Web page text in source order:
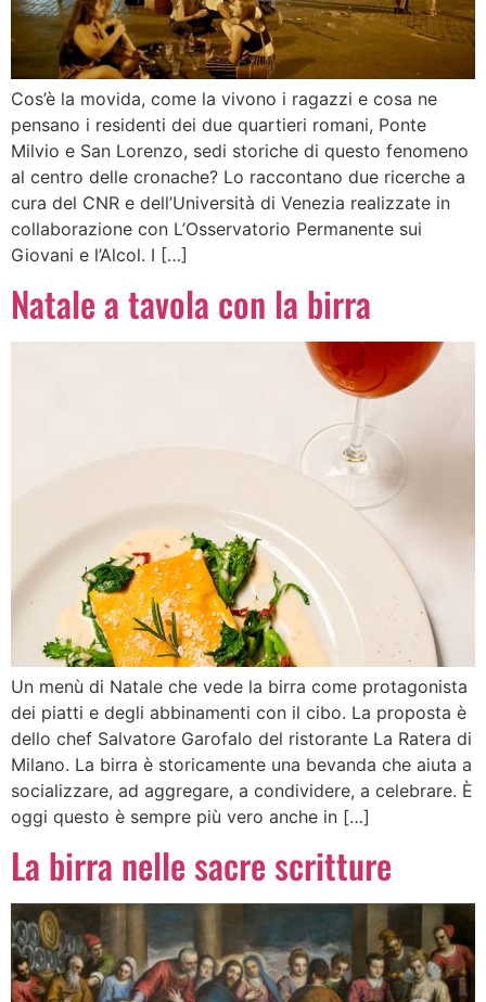
Cos’è la movida, come la vivono i ragazzi e cosa ne
pensano i residenti dei due quartieri romani, Ponte
Milvio e San Lorenzo, sedi storiche di questo fenomeno
al centro delle cronache? Lo raccontano due ricerche a
cura del CNR e dell’Università di Venezia realizzate in
collaborazione con L’Osservatorio Permanente sui
Giovani e l’Alcol. I […]
Natale a tavola con la birra
Un menù di Natale che vede la birra come protagonista
dei piatti e degli abbinamenti con il cibo. La proposta è
dello chef Salvatore Garofalo del ristorante La Ratera di
Milano. La birra è storicamente una bevanda che aiuta a
socializzare, ad aggregare, a condividere, a celebrare. È
oggi questo è sempre più vero anche in […]
La birra nelle sacre scritture